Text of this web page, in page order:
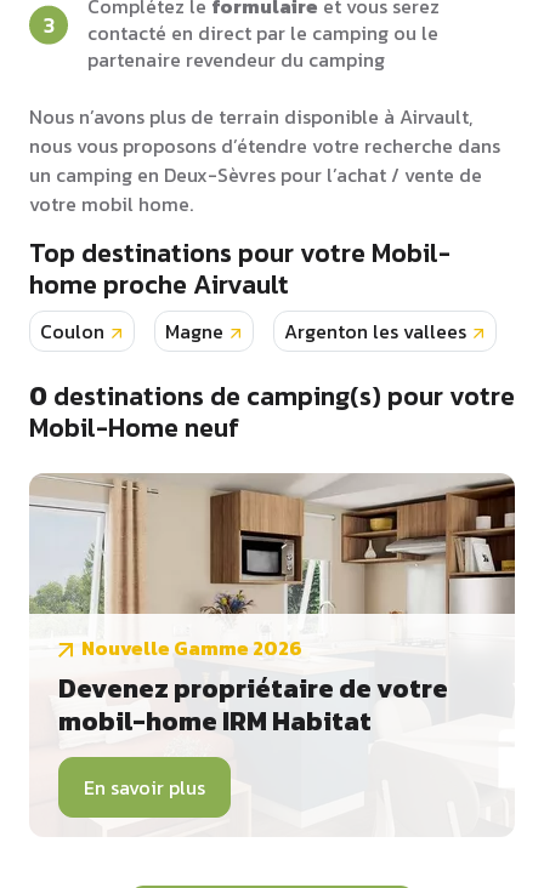
Complétez le formulaire et vous serez
contacté en direct par le camping ou le
partenaire revendeur du camping
Nous n’avons plus de terrain disponible à Airvault,
nous vous proposons d’étendre votre recherche dans
un camping en Deux-Sèvres pour l’achat / vente de
votre mobil home.
Top destinations pour votre Mobil-
home proche Airvault
Coulon Magne Argenton les vallees
0destinations de camping(s) pour votre
Mobil-Home neuf
Nouvelle Gamme 2026
Devenez propriétaire de votre
mobil-home IRM Habitat
En savoir plus